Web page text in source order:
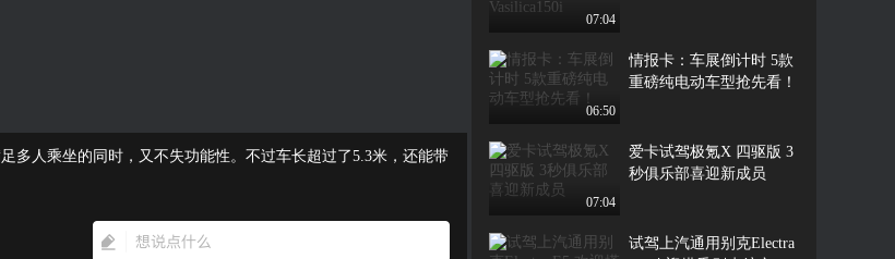
07:04
06:50
情报卡：车展倒计时 5款
重磅纯电动车型抢先看！
07:04
爱卡试驾极氪X 四驱版 3
秒俱乐部喜迎新成员
试驾上汽通用别克Electra
多人乘坐的同时，又不失功能性。不过车长超过了5.3米，还能带